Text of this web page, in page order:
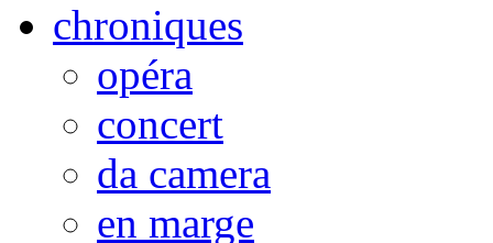
chroniques
opéra
concert
da camera
en marge